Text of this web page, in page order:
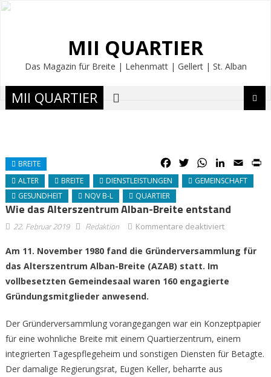
MII QUARTIER
Das Magazin für Breite | Lehenmatt | Gellert | St. Alban
MII QUARTIER
BREITE Facebook
TwitterWhatsApp
LinkedIn
Email
ALTER BREITE DIENSTLEISTUNGEN
GEMEINSCHAFT
GESUNDHEIT
NQV B-L QUARTIER
Wie das Alterszentrum Alban-Breite entstand
22. Februar 2019 Redaktion Kommentare deaktiviertfür
das
Alban-
Am 11. November 1980 fand die Gründerversammlung für
das Alterszentrum Alban-Breite (AZAB) statt. Im
vollbesetzten Gemeindesaal waren 160 engagierte
Gründungsmitglieder anwesend.
Der Gründerversammlung vorangegangen war ein Konzeptpapier
für eine wohnliche Breite mit einem Quartierzentrum, einem
integrierten Tagespflegeheim und sonstigen Diensten für Betagte.
Der damalige Regierungsrat, Eugen Keller, beharrte aus